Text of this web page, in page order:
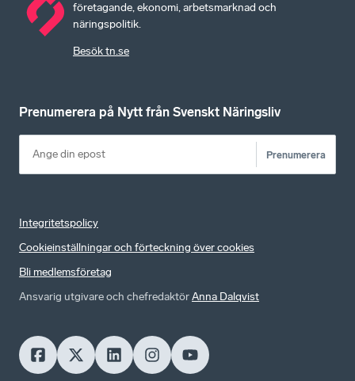
företagande, ekonomi, arbetsmarknad och
näringspolitik.
Besök tn.se
Prenumerera på Nytt från Svenskt Näringsliv
Prenumerera
Integritetspolicy
Cookieinställningar och förteckning över cookies
Bli medlemsföretag
Ansvarig utgivare och chefredaktörAnna Dalqvist